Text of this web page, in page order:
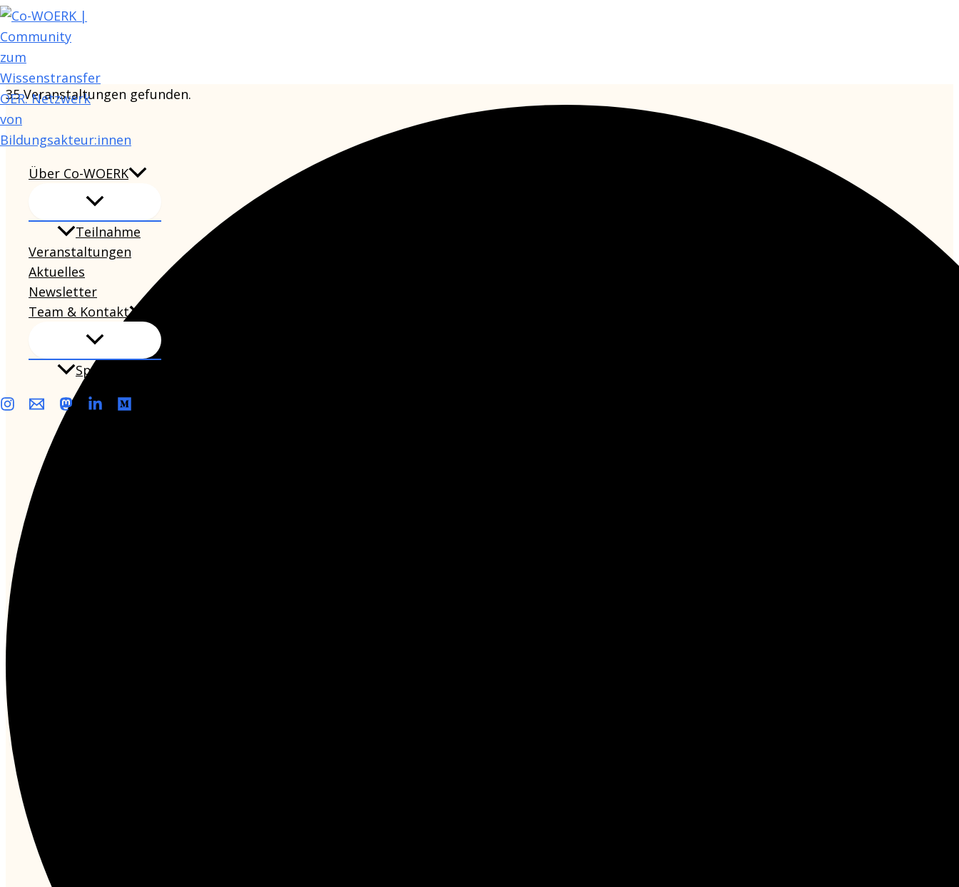
Zum
Inhalt
springen
Über Co-WOERK
Teilnahme
Veranstaltungen
Aktuelles
Newsletter
Team & Kontakt
Sprechstunde
35 Veranstaltungen gefunden.